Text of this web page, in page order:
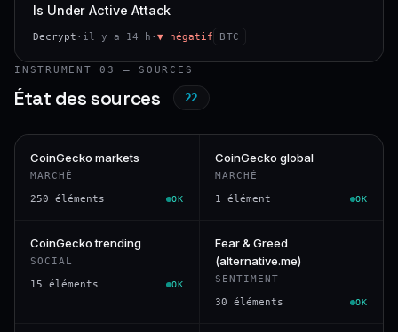
Is Under Active Attack
Decrypt · il y a 14 h · ▼ négatif BTC
INSTRUMENT 03 — SOURCES
État des sources 22
CoinGecko markets
MARCHÉ
250 éléments OK
CoinGecko global
MARCHÉ
1 élément OK
CoinGecko trending
SOCIAL
15 éléments OK
Fear & Greed
(alternative.me)
SENTIMENT
30 éléments OK